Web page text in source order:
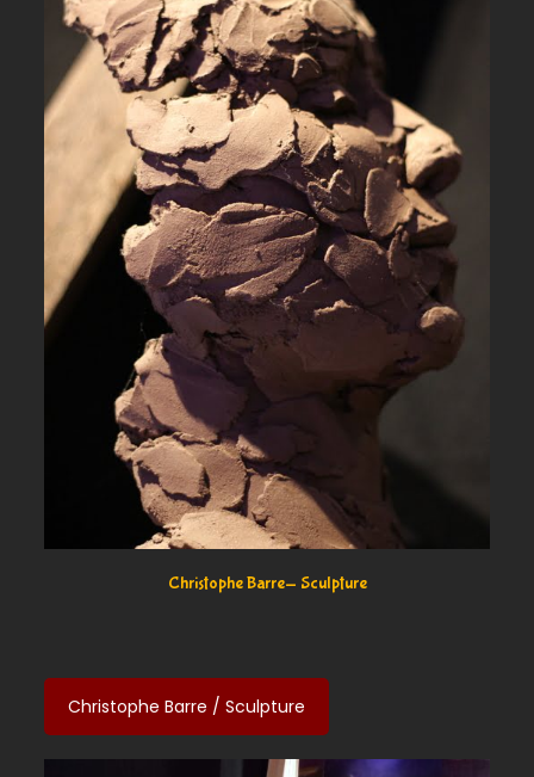
Christophe Barre- Sculpture
Christophe Barre / Sculpture